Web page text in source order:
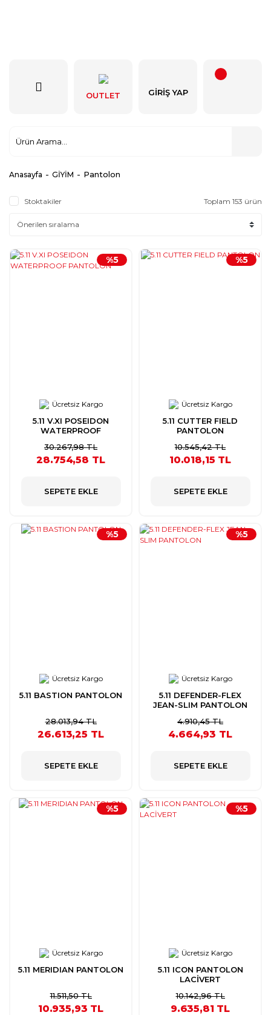
OUTLET GIRIŞ YAP
Anasayfa GİYİM Pantolon
Stoktakiler Toplam 153 ürün
Ücretsiz Kargo
5.11 V.XI POSEIDON
WATERPROOF
%5
30.267,98 TL
28.754,58 TL
SEPETE EKLE
Ücretsiz Kargo
5.11 CUTTER FIELD
PANTOLON
%5
10.545,42 TL
10.018,15 TL
SEPETE EKLE
Ücretsiz Kargo
5.11 BASTION PANTOLON
%5
28.013,94 TL
26.613,25 TL
SEPETE EKLE
Ücretsiz Kargo
5.11 DEFENDER-FLEX
JEAN-SLIM PANTOLON
%5
4.910,45 TL
4.664,93 TL
SEPETE EKLE
Ücretsiz Kargo
5.11 MERIDIAN PANTOLON
%5
11.511,50 TL
10.935,93 TL
Ücretsiz Kargo
5.11 ICON PANTOLON
LACİVERT
%5
10.142,96 TL
9.635,81 TL